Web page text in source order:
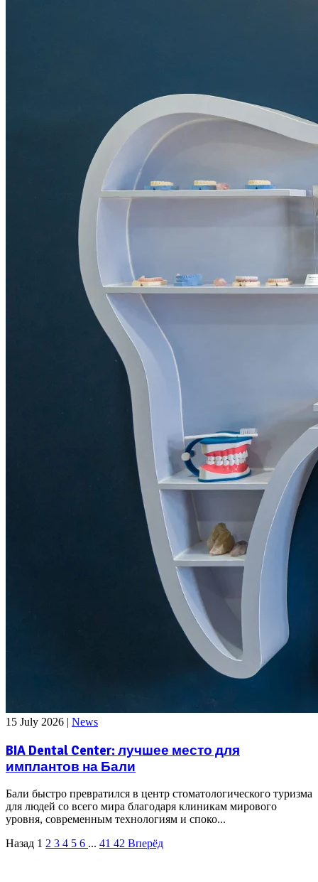
15 July 2026 | News
BIA Dental Center: лучшее место для
имплантов на Бали
Бали быстро превратился в центр стоматологического туризма
для людей со всего мира благодаря клиникам мирового
уровня, современным технологиям и споко...
Назад 1 2 3 4 5 6 ... 41 42 Вперёд